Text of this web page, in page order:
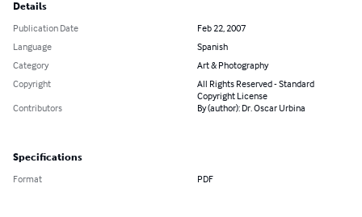
Details
Publication Date
Feb 22, 2007
Language
Spanish
Category
Art & Photography
Copyright
All Rights Reserved - Standard
Copyright License
Contributors
By (author): Dr. Oscar Urbina
Specifications
Format PDF